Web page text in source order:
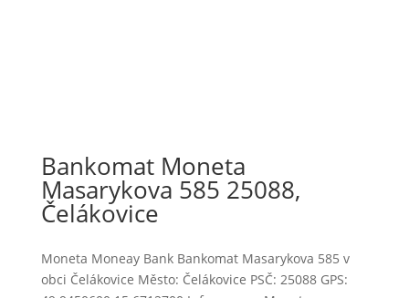
Bankomat Moneta
Masarykova 585 25088,
Čelákovice
Moneta Moneay Bank Bankomat Masarykova 585 v
obci Čelákovice Město: Čelákovice PSČ: 25088 GPS: